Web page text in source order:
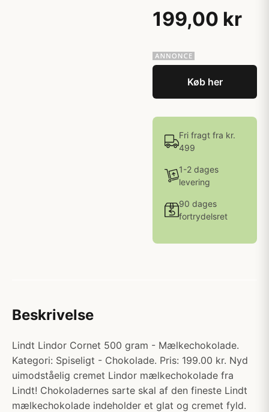
199,00 kr
Køb her
Fri fragt fra kr.
499
1-2 dages
levering
90 dages
fortrydelsret
Beskrivelse
Lindt Lindor Cornet 500 gram - Mælkechokolade.
Kategori: Spiseligt - Chokolade. Pris: 199.00 kr. Nyd
uimodståelig cremet Lindor mælkechokolade fra
Lindt! Chokoladernes sarte skal af den fineste Lindt
mælkechokolade indeholder et glat og cremet fyld.